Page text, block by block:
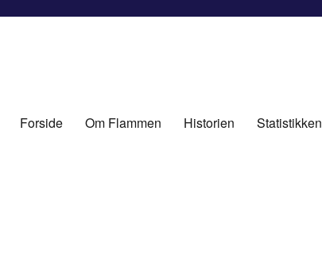
Forside Om Flammen Historien Statistikken